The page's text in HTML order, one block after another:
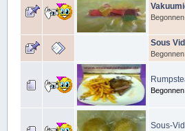
Sous
Sous-